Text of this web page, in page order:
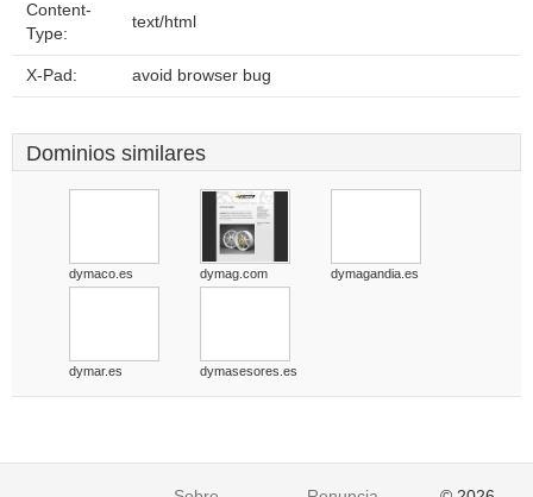
Content-
Type:
text/html
X-Pad: avoid browser bug
Dominios similares
dymaco.es dymag.com dymagandia.es
dymar.es dymasesores.es